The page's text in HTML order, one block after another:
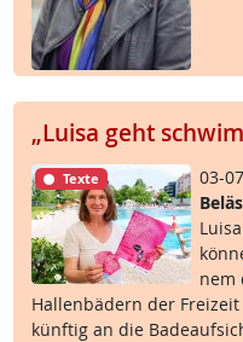
„Luisa geht
Texte 03-
nem
Hal­len­bä­d­ern der
künf­tig an die